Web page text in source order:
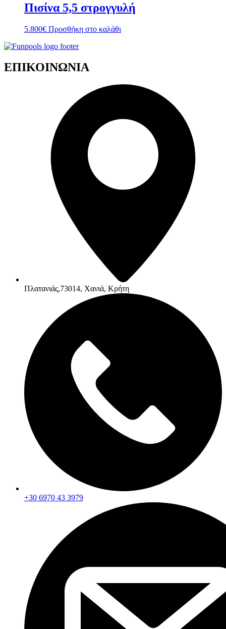
Πισίνα 5,5 στρογγυλή
5.800€ Προσθήκη στο καλάθι
ΕΠΙΚΟΙΝΩΝΙΑ
Πλατανιάς,73014, Χανιά, Κρήτη
+30 6970 43 3979